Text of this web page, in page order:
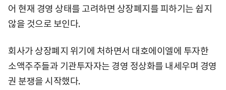
어 현재 경영 상태를 고려하면 상장폐지를 피하기는 쉽지
않을 것으로 보인다.
회사가 상장폐지 위기에 처하면서 대호에이엘에 투자한
소액주주들과 기관투자자는 경영 정상화를 내세우며 경영
권 분쟁을 시작했다.